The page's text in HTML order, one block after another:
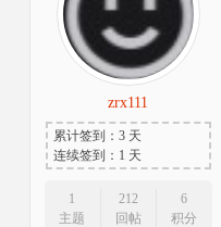
zrx111
累计签到：3 天
连续签到：1 天
1
主题
212
回帖
6
积分